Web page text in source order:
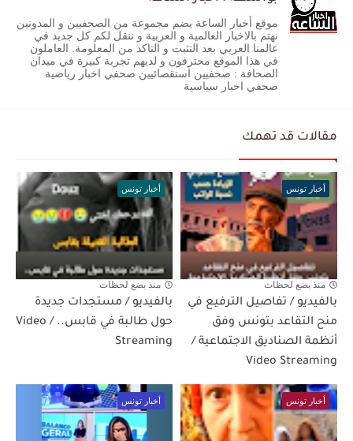
موقع أخبار الساعة يضم مجموعة من الصحفيين و المدونين
نهتم بالاخبار العالمية و العربية و ننقل لكم كل جديد في
عالمنا العربي بعد التثبت و التاكد من المعلومة. العاملون
في هذا الموقع محترفون و لديهم تجربة كبيرة في ميدان
الصحافة : صحفيين استقصائيين صحفي اخبار رياضية
صحفي اخبار سياسية
مقالات قد تهمك
أخبار تونس
منذ بضع لحظات
بالفيديو / تفاصيل الترفيع في
منح التقاعد بتونس وفق
أنظمة الصناديق الاجتماعية /
Video Streaming
أخبار تونس
منذ بضع لحظات
بالفيديو / مستجدات جديدة
حول طالبة في قابس.. / Video
Streaming
أخبار تونس أخبار تونس